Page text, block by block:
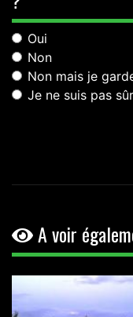
Oui
Non
Non mais je
Je ne suis pas sûr
A voir